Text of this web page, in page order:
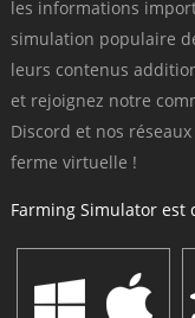
les informations
simulation populaire
leurs contenus
et rejoignez notre
Discord et nos
ferme virtuelle !
Farming Simulator est